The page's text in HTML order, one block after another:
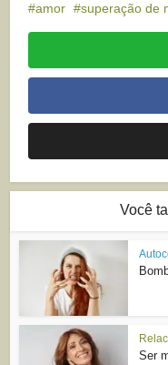
amor superação de
Você
Ser